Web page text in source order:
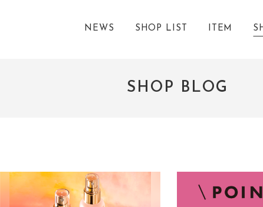
NEWS SHOP LIST ITEM
SHOP BLOG